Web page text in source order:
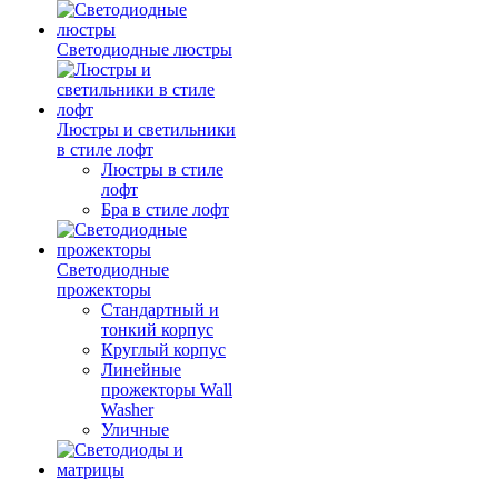
Светодиодные люстры
Люстры и светильники
в стиле лофт
Люстры в стиле
лофт
Бра в стиле лофт
Светодиодные
прожекторы
Стандартный и
тонкий корпус
Круглый корпус
Линейные
прожекторы Wall
Washer
Уличные